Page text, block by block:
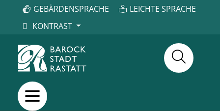
GEBÄRDENSPRACHE
LEICHTE SPRACHE
KONTRAST